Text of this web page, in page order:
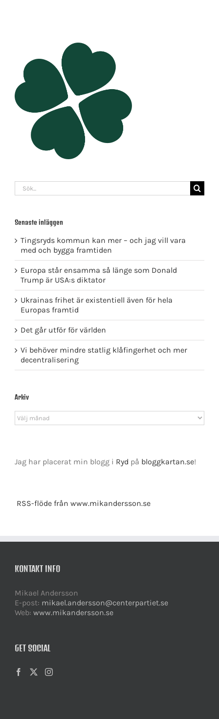
Sök
efter:
Senaste inläggen
Tingsryds kommun kan mer – och jag vill vara
med och bygga framtiden
Europa står ensamma så länge som Donald
Trump är USA:s diktator
Ukrainas frihet är existentiell även för hela
Europas framtid
Det går utför för världen
Vi behöver mindre statlig klåfingerhet och mer
decentralisering
Arkiv
Arkiv
Jag har placerat min blogg i Ryd på bloggkartan.se!
RSS-flöde från www.mikandersson.se
KONTAKT INFO
Mikael Andersson
E-post: mikael.andersson@centerpartiet.se
Web: www.mikandersson.se
GET SOCIAL